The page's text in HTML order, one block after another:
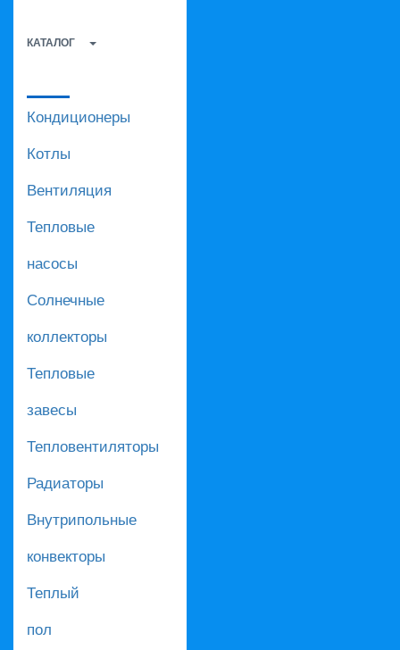
КАТАЛОГ
Кондиционеры
Котлы
Вентиляция
Тепловые
насосы
Солнечные
коллекторы
Тепловые
завесы
Тепловентиляторы
Радиаторы
Внутрипольные
конвекторы
Теплый
пол